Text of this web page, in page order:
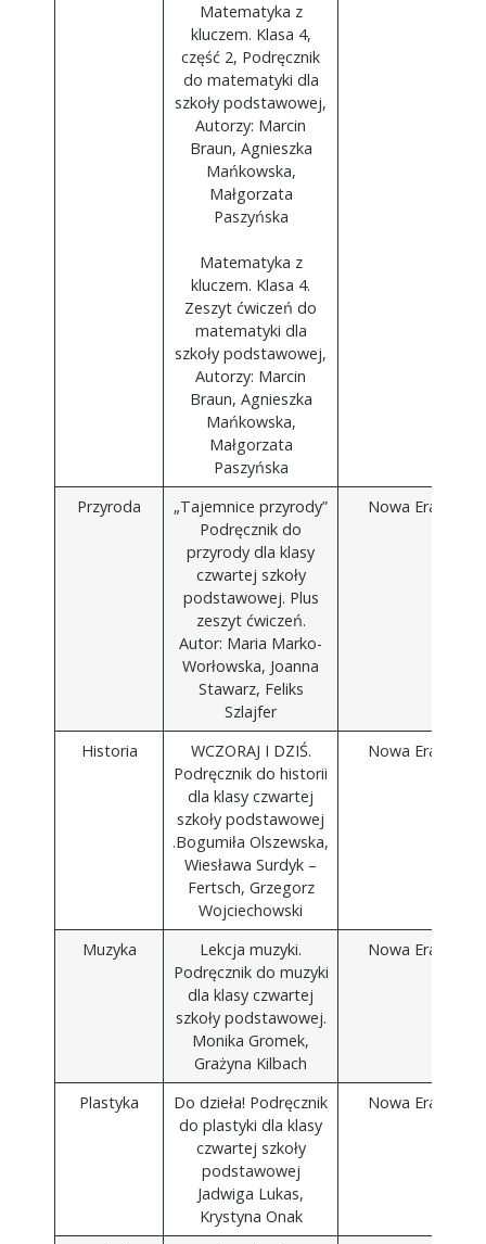
Matematyka z
kluczem. Klasa 4,
część 2, Podręcznik
do matematyki dla
szkoły podstawowej,
Autorzy: Marcin
Braun, Agnieszka
Mańkowska,
Małgorzata
Paszyńska
Matematyka z
kluczem. Klasa 4.
Zeszyt ćwiczeń do
matematyki dla
szkoły podstawowej,
Autorzy: Marcin
Braun, Agnieszka
Mańkowska,
Małgorzata
Paszyńska
Przyroda
„Tajemnice przyrody”
Podręcznik do
przyrody dla klasy
czwartej szkoły
podstawowej. Plus
zeszyt ćwiczeń.
Autor: Maria Marko-
Worłowska, Joanna
Stawarz, Feliks
Szlajfer
Nowa Era
Historia
WCZORAJ I DZIŚ.
Podręcznik do historii
dla klasy czwartej
szkoły podstawowej
.Bogumiła Olszewska,
Wiesława Surdyk –
Fertsch, Grzegorz
Wojciechowski
Nowa Era
Muzyka
Lekcja muzyki.
Podręcznik do muzyki
dla klasy czwartej
szkoły podstawowej.
Monika Gromek,
Grażyna Kilbach
Nowa Era
Plastyka
Do dzieła! Podręcznik
do plastyki dla klasy
czwartej szkoły
podstawowej
Jadwiga Lukas,
Krystyna Onak
Nowa Era